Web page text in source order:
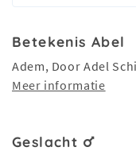
Betekenis Abel
Adem, Door Adel
Meer informatie
Geslacht